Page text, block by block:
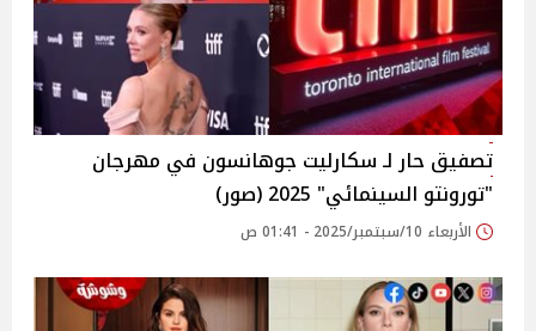
تصفيق حار لـ سكارليت جوهانسون في مهرجان
"تورونتو السينمائي" 2025 (صور)
الأربعاء 10/سبتمبر/2025 - 01:41 ص